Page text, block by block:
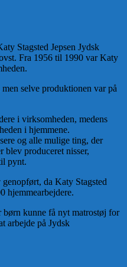
Stagsted Jepsen Jydsk
Fra 1956 til 1990 var Katy
selve produktionen var på
i virksomheden, medens
i hjemmene.
og alle mulige ting, der
blev produceret nisser,
pynt.
da Katy Stagsted
hjemmearbejdere.
kunne få nyt matrostøj for
arbejde på Jydsk